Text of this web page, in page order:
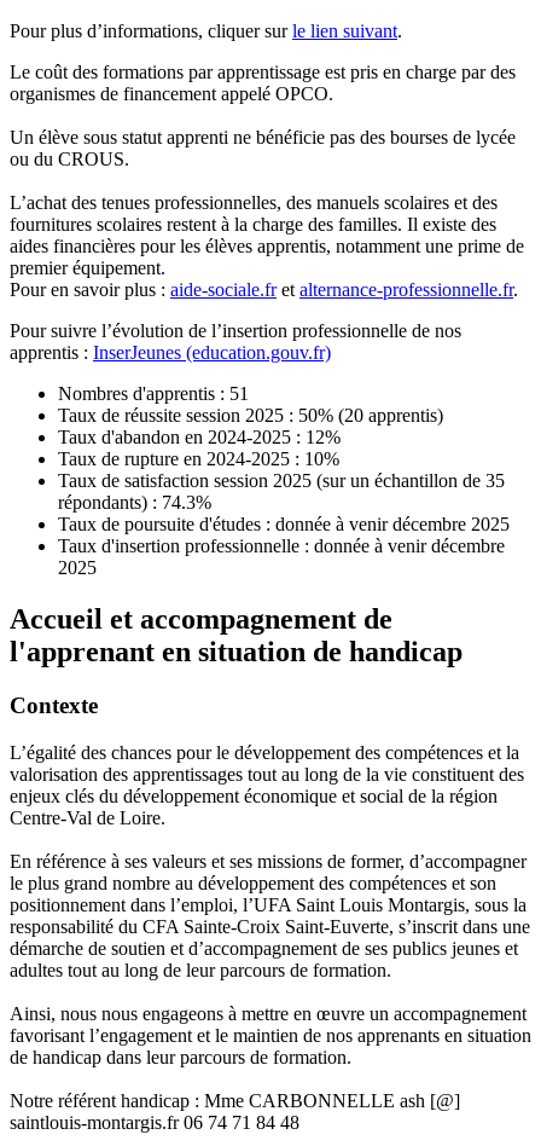
Pour plus d’informations, cliquer surle lien suivant.
Le coût des formations par apprentissage est pris en charge par des
organismes de financement appelé OPCO.
Un élève sous statut apprenti ne bénéficie pas des bourses de lycée
ou du CROUS.
L’achat des tenues professionnelles, des manuels scolaires et des
fournitures scolaires restent à la charge des familles. Il existe des
aides financières pour les élèves apprentis, notamment une prime de
premier équipement.
Pour en savoir plus : aide-sociale.fret alternance-professionnelle.fr.
Pour suivre l’évolution de l’insertion professionnelle de nos
apprentis : InserJeunes (education.gouv.fr)
Nombres d'apprentis : 51
Taux de réussite session 2025 : 50% (20 apprentis)
Taux d'abandon en 2024-2025 : 12%
Taux de rupture en 2024-2025 : 10%
Taux de satisfaction session 2025 (sur un échantillon de 35
répondants) : 74.3%
Taux de poursuite d'études : donnée à venir décembre 2025
Taux d'insertion professionnelle : donnée à venir décembre
2025
Accueil et accompagnement de
l'apprenant en situation de handicap
Contexte
L’égalité des chances pour le développement des compétences et la
valorisation des apprentissages tout au long de la vie constituent des
enjeux clés du développement économique et social de la région
Centre-Val de Loire.
En référence à ses valeurs et ses missions de former, d’accompagner
le plus grand nombre au développement des compétences et son
positionnement dans l’emploi, l’UFA Saint Louis Montargis, sous la
responsabilité du CFA Sainte-Croix Saint-Euverte, s’inscrit dans une
démarche de soutien et d’accompagnement de ses publics jeunes et
adultes tout au long de leur parcours de formation.
Ainsi, nous nous engageons à mettre en œuvre un accompagnement
favorisant l’engagement et le maintien de nos apprenants en situation
de handicap dans leur parcours de formation.
Notre référent handicap : Mme CARBONNELLE ash [@]
saintlouis-montargis.fr 06 74 71 84 48